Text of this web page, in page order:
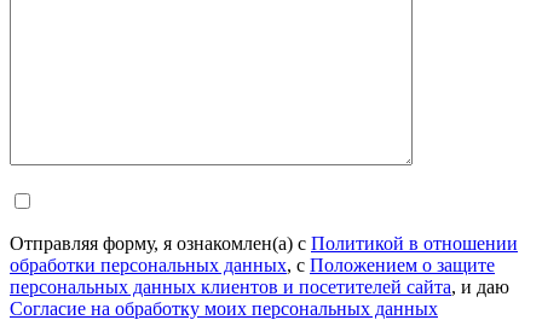
Отправляя форму, я ознакомлен(а) с Политикой в отношении
обработки персональных данных, с Положением о защите
персональных данных клиентов и посетителей сайта, и даю
Согласие на обработку моих персональных данных